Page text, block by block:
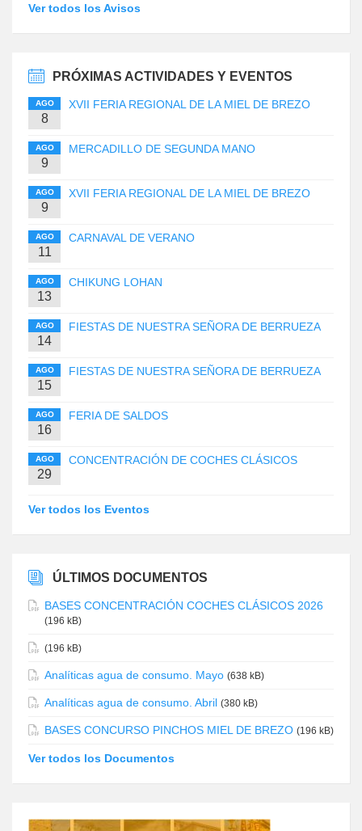
Ver todos los Avisos
PRÓXIMAS ACTIVIDADES Y EVENTOS
AGO
8
XVII FERIA REGIONAL DE LA MIEL DE BREZO
AGO
9
MERCADILLO DE SEGUNDA MANO
AGO
9
XVII FERIA REGIONAL DE LA MIEL DE BREZO
AGO
11
CARNAVAL DE VERANO
AGO
13
CHIKUNG LOHAN
AGO
14
FIESTAS DE NUESTRA SEÑORA DE BERRUEZA
AGO
15
FIESTAS DE NUESTRA SEÑORA DE BERRUEZA
AGO
16
FERIA DE SALDOS
AGO
29
CONCENTRACIÓN DE COCHES CLÁSICOS
Ver todos los Eventos
ÚLTIMOS DOCUMENTOS
BASES CONCENTRACIÓN COCHES CLÁSICOS 2026
(196 kB)
(196 kB)
Analíticas agua de consumo. Mayo (638 kB)
Analíticas agua de consumo. Abril (380 kB)
BASES CONCURSO PINCHOS MIEL DE BREZO (196 kB)
Ver todos los Documentos